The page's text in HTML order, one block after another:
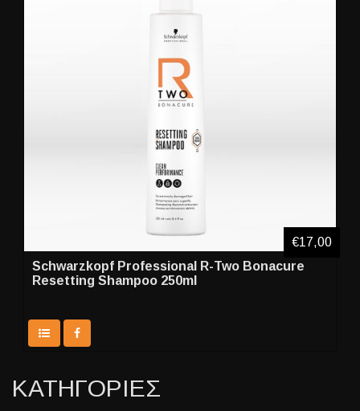
Schwarzkopf Professional R-Two Bonacure
Resetting Shampoo 250ml
€17,00
ΚΑΤΗΓΟΡΙΕΣ